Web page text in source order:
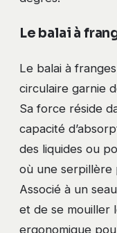
Le balai à
Le balai à
circulaire garnie
Sa force réside
capacité
des liquides ou
où une serpillère
Associé à un
et de se mouiller
ergonomique